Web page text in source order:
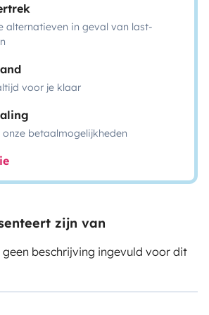
alternatieven in geval van last-
voor je klaar
betaalmogelijkheden
zijn van
beschrijving ingevuld voor dit